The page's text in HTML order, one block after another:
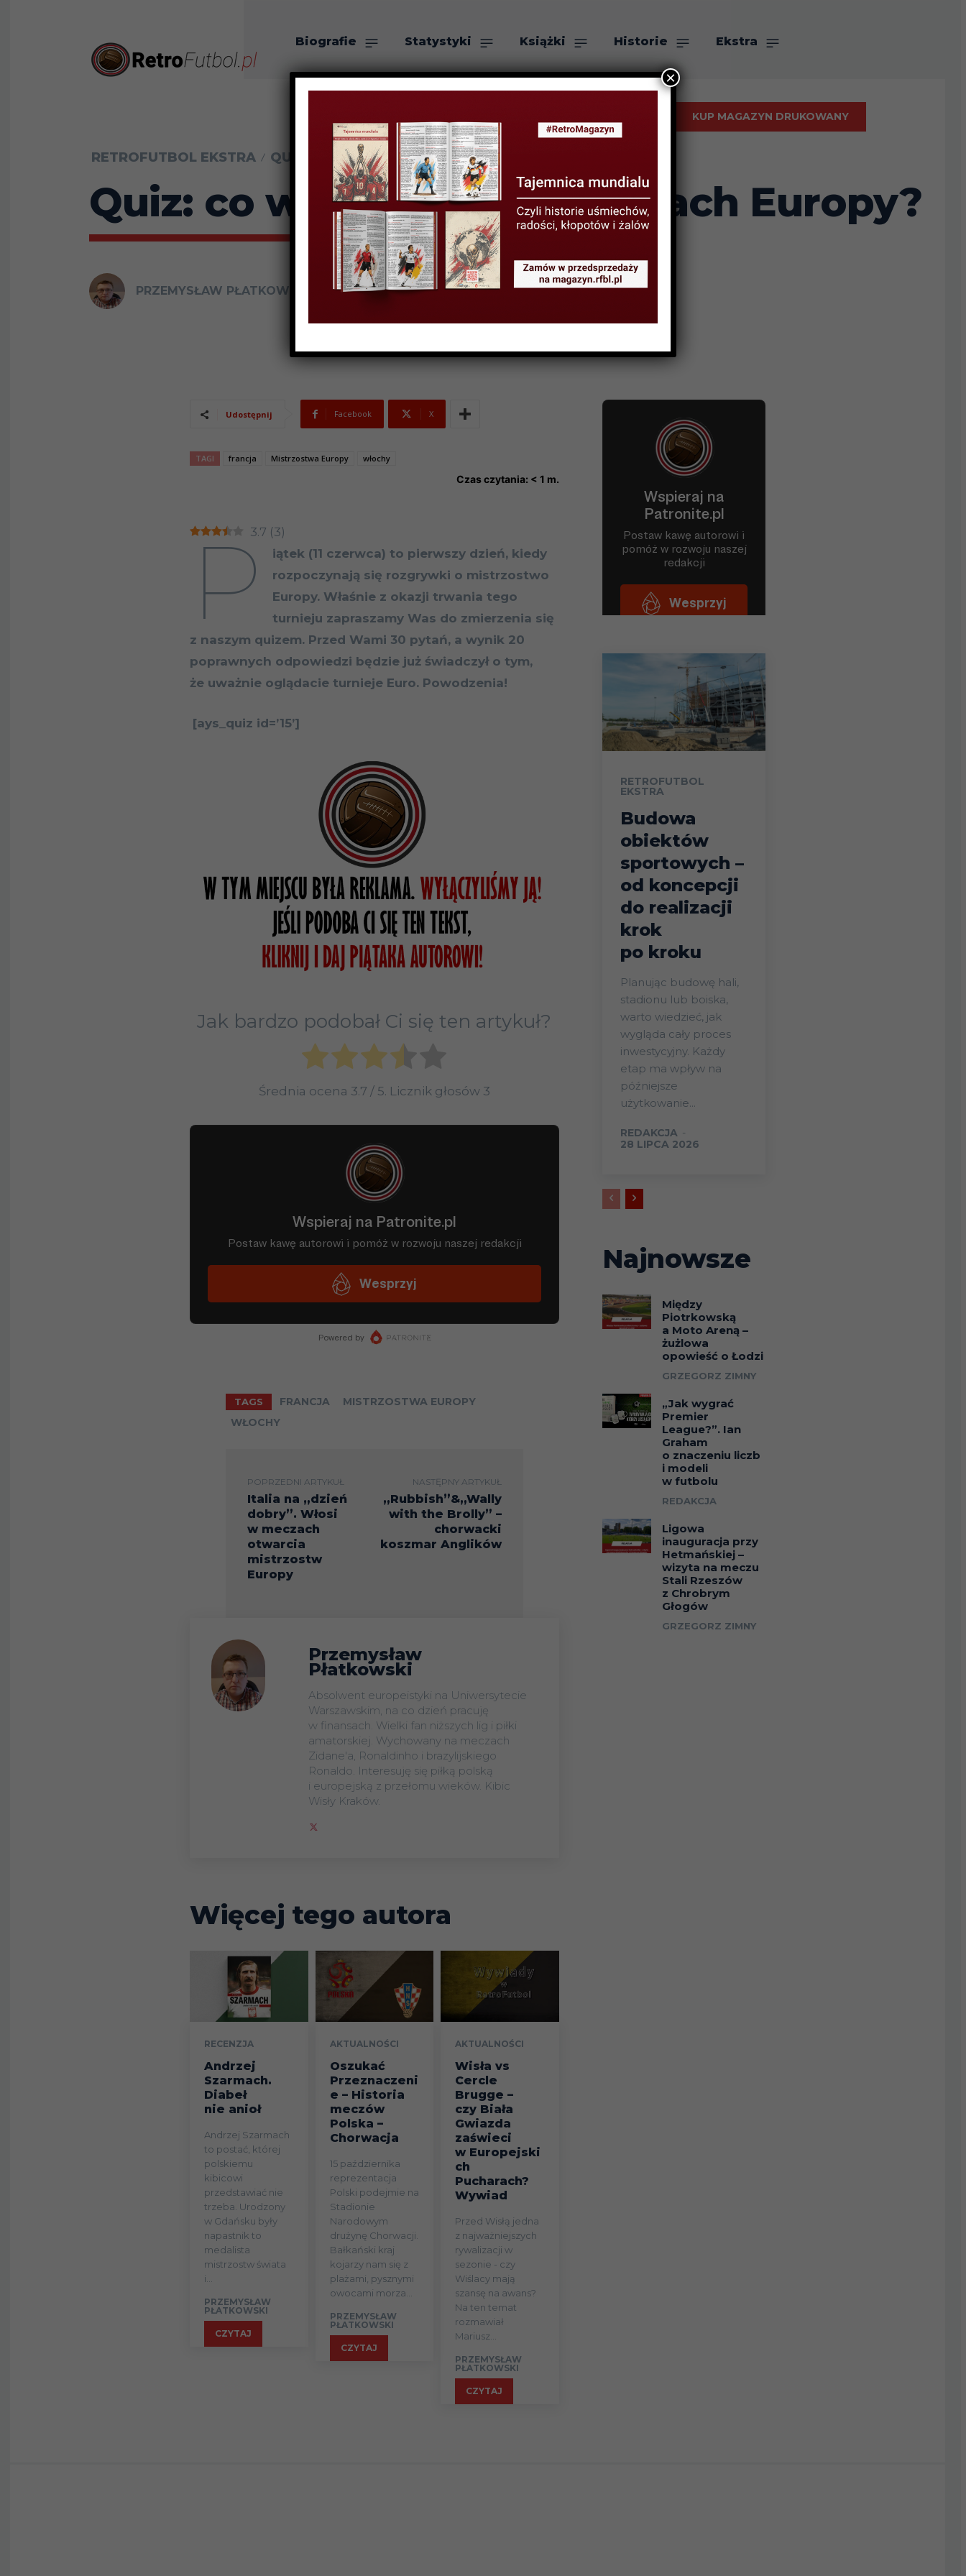
Biografie Statystyki Książki Historie Ekstra
O nas
KUP MAGAZYN DRUKOWANY
RETROFUTBOL EKSTRA QUIZ
Quiz: co wiesz o mistrzostwach Europy?
PRZEMYSŁAW PŁATKOWSKI 11 CZERWCA 2021
Udostępnij Facebook X
TAGI francja Mistrzostwa Europy włochy
Czas czytania: < 1 m.
3.7 (3)
P
iątek (11 czerwca) to pierwszy dzień, kiedy
rozpoczynają się rozgrywki o mistrzostwo
Europy. Właśnie z okazji trwania tego
turnieju zapraszamy Was do zmierzenia się
z naszym quizem. Przed Wami 30 pytań, a wynik 20
poprawnych odpowiedzi będzie już świadczył o tym,
że uważnie oglądacie turnieje Euro. Powodzenia!
[ays_quiz id=’15’]
Jak bardzo podobał Ci się ten artykuł?
Średnia ocena 3.7 / 5. Licznik głosów 3
TAGS FRANCJA
MISTRZOSTWA EUROPY
WŁOCHY
POPRZEDNI ARTYKUŁ
Italia na „dzień
dobry”. Włosi
w meczach
otwarcia
mistrzostw
Europy
NASTĘPNY ARTYKUŁ
„Rubbish”&„Wally
with the Brolly” –
chorwacki
koszmar Anglików
Przemysław
Płatkowski
Absolwent europeistyki na Uniwersytecie
Warszawskim, na co dzień pracuję
w finansach. Wielki fan niższych lig i piłki
amatorskiej. Wychowany na meczach
Zidane'a, Ronaldinho i brazylijskiego
Ronaldo. Interesuję się piłką polską
i europejską z przełomu wieków. Kibic
Wisły Kraków.
Więcej tego autora
RECENZJA
Andrzej
Szarmach.
Diabeł
nie anioł
Andrzej Szarmach
to postać, której
polskiemu
kibicowi
przedstawiać nie
trzeba. Urodzony
w Gdańsku były
napastnik to
medalista
mistrzostw świata
i...
PRZEMYSŁAW
PŁATKOWSKI
CZYTAJ
AKTUALNOŚCI
Oszukać
Przeznaczeni
e – Historia
meczów
Polska –
Chorwacja
15 października
reprezentacja
Polski podejmie na
Stadionie
Narodowym
drużynę Chorwacji.
Bałkański kraj
kojarzy nam się z
plażami, pysznymi
owocami morza...
PRZEMYSŁAW
PŁATKOWSKI
CZYTAJ
AKTUALNOŚCI
Wisła vs
Cercle
Brugge –
czy Biała
Gwiazda
zaświeci
w Europejski
ch
Pucharach?
Wywiad
Przed Wisłą jedna
z najważniejszych
rywalizacji w
sezonie - czy
Wiślacy mają
szansę na awans?
Na ten temat
rozmawiał
Mariusz...
PRZEMYSŁAW
PŁATKOWSKI
CZYTAJ
RETROFUTBOL
EKSTRA
Budowa
obiektów
sportowych –
od koncepcji
do realizacji
krok
po kroku
Planując budowę hali,
stadionu lub boiska,
warto wiedzieć, jak
wygląda cały proces
inwestycyjny. Każdy
etap ma wpływ na
późniejsze
użytkowanie...
REDAKCJA -
28 LIPCA 2026
Najnowsze
Między
Piotrkowską
a Moto Areną –
żużlowa
opowieść o Łodzi
GRZEGORZ ZIMNY
„Jak wygrać
Premier
League?”. Ian
Graham
o znaczeniu liczb
i modeli
w futbolu
REDAKCJA
Ligowa
inauguracja przy
Hetmańskiej –
wizyta na meczu
Stali Rzeszów
z Chrobrym
Głogów
GRZEGORZ ZIMNY
×